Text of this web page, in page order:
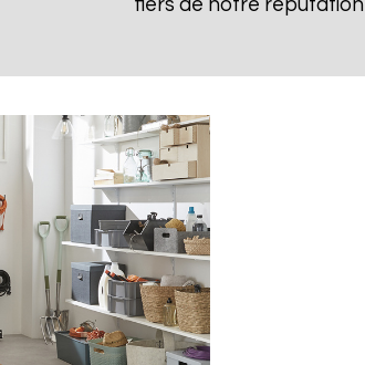
fiers de notre réputation